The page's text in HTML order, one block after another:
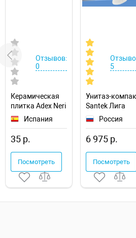
Отзывов:
0
Керамическая
плитка Adex Neri
Biselado PB
ADNE2018
настенная
Испания
35 р.
Посмотреть
5
Унитаз-
Santek Лига
1.WH30.2.197
Россия
6 975 р.
Посмотреть